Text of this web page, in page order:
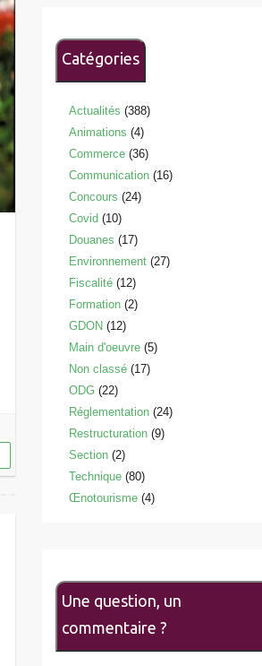
Catégories
Actualités (388)
Animations (4)
Commerce(36)
Communication(16)
Concours (24)
Covid (10)
Douanes (17)
Environnement(27)
Fiscalité(12)
Formation(2)
GDON (12)
Main d'oeuvre(5)
Non classé(17)
ODG(22)
Réglementation(24)
Restructuration(9)
Section(2)
Technique(80)
Œnotourisme(4)
Une question, un
commentaire ?